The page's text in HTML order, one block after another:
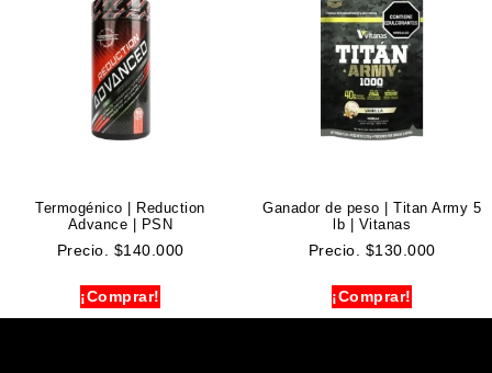
Termogénico | Reduction
Advance | PSN
Precio. $140.000
¡Comprar!
Ganador de peso | Titan Army 5
lb | Vitanas
Precio. $130.000
¡Comprar!